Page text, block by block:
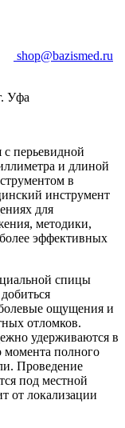
shop@bazismed.ru
Уфа
с перьевидной
и длиной
в
инструмент
для
методики,
эффективных
спицы
ощущения и
отломков.
удерживаются в
момента полного
Проведение
под местной
от локализации